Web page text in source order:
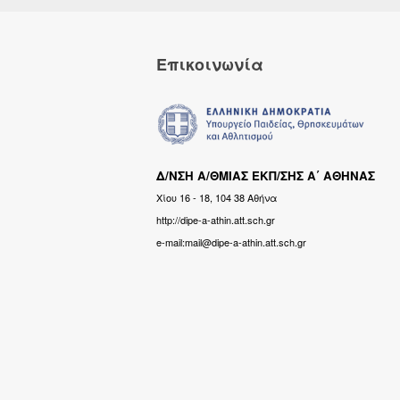
Επικοινωνία
Δ/ΝΣΗ Α/ΘΜΙΑΣ ΕΚΠ/ΣΗΣ Α΄ ΑΘΗΝΑΣ
Χίου 16 - 18, 104 38 Αθήνα
http://dipe-a-athin.att.sch.gr
e-mail:mail@dipe-a-athin.att.sch.gr